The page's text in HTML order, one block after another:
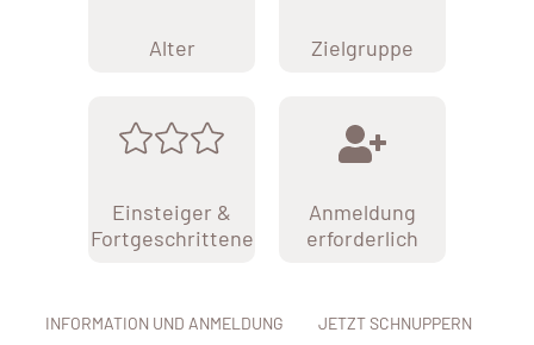
Alter Zielgruppe
Einsteiger &
Fortgeschrittene
Anmeldung
erforderlich
INFORMATION UND ANMELDUNG JETZT SCHNUPPERN